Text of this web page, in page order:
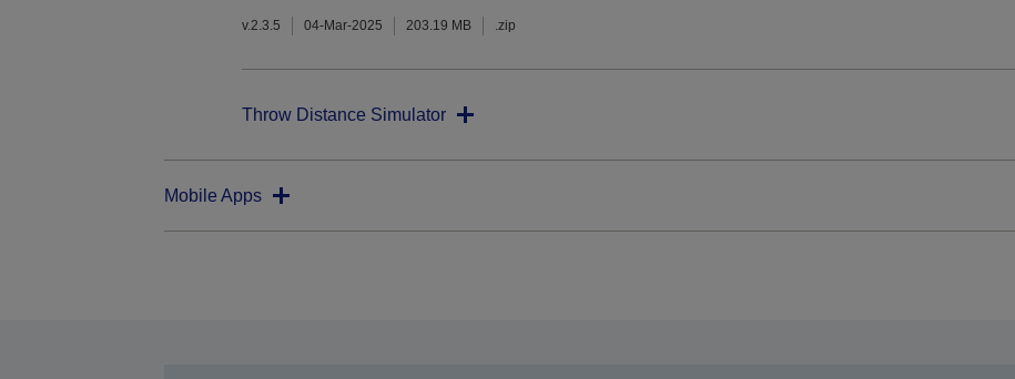
v.2.3.5 04-Mar-2025 203.19 MB .zip
Throw Distance Simulator
Mobile Apps